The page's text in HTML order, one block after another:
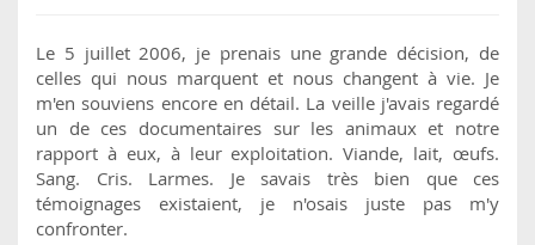
Le 5 juillet 2006, je prenais une grande décision, de
celles qui nous marquent et nous changent à vie. Je
m'en souviens encore en détail. La veille j'avais regardé
un de ces documentaires sur les animaux et notre
rapport à eux, à leur exploitation. Viande, lait, œufs.
Sang. Cris. Larmes. Je savais très bien que ces
témoignages existaient, je n'osais juste pas m'y
confronter.